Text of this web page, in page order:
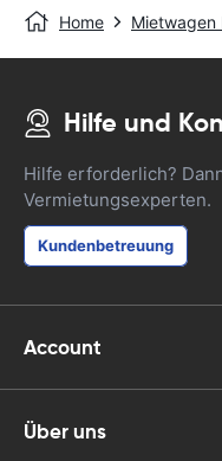
Home Mietwagen
Hilfe und
Hilfe erforderlich?
Vermietungsexperten.
Kundenbetreuung
Account
Über uns